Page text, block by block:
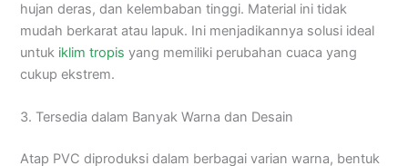
hujan deras, dan kelembaban tinggi. Material ini tidak
mudah berkarat atau lapuk. Ini menjadikannya solusi ideal
untuk iklim tropis yang memiliki perubahan cuaca yang
cukup ekstrem.
3. Tersedia dalam Banyak Warna dan Desain
Atap PVC diproduksi dalam berbagai varian warna, bentuk